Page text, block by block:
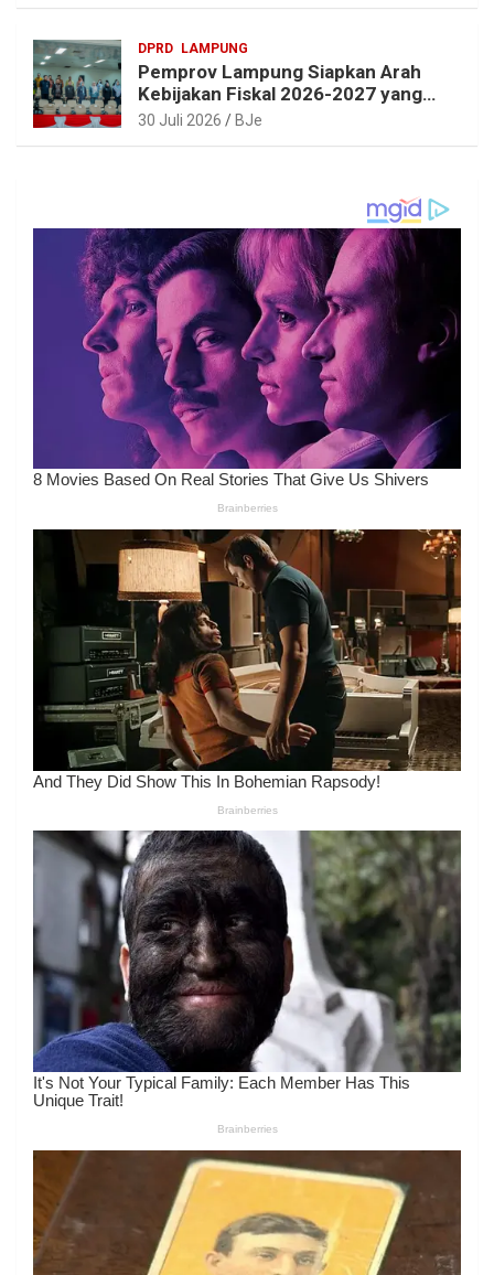
DPRD LAMPUNG
Pemprov Lampung Siapkan Arah
Kebijakan Fiskal 2026-2027 yang
Realistis dan Berkelanjutan
30 Juli 2026 BJe